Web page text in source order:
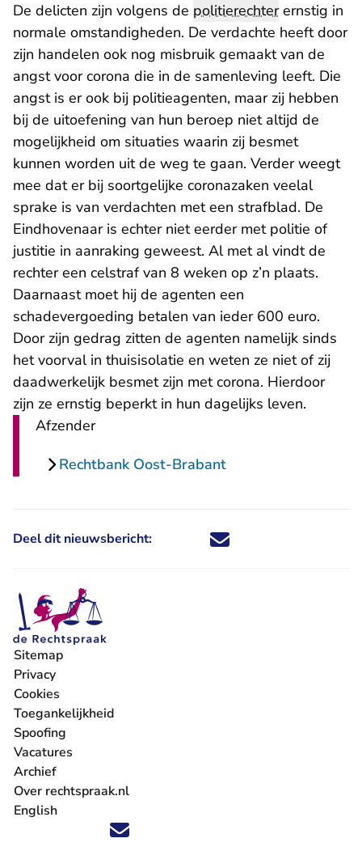
De delicten zijn volgens de politierechterernstig in
normale omstandigheden. De verdachte heeft door
zijn handelen ook nog misbruik gemaakt van de
angst voor corona die in de samenleving leeft. Die
angst is er ook bij politieagenten, maar zij hebben
bij de uitoefening van hun beroep niet altijd de
mogelijkheid om situaties waarin zij besmet
kunnen worden uit de weg te gaan. Verder weegt
mee dat er bij soortgelijke coronazaken veelal
sprake is van verdachten met een strafblad. De
Eindhovenaar is echter niet eerder met politie of
justitie in aanraking geweest. Al met al vindt de
rechter een celstraf van 8 weken op z’n plaats.
Daarnaast moet hij de agenten een
schadevergoeding betalen van ieder 600 euro.
Door zijn gedrag zitten de agenten namelijk sinds
het voorval in thuisisolatie en weten ze niet of zij
daadwerkelijk besmet zijn met corona. Hierdoor
zijn ze ernstig beperkt in hun dagelijks leven.
Afzender
Rechtbank Oost-Brabant
Deel dit nieuwsbericht: Deel dit nieuwsbericht via X -
Deel dit nieuwsbericht via
Deel dit nieuwsbericht
Deel dit
Volg ons op X (Twitter) - U verlaat Rechtspraak.nl
Volg ons op Facebook - U verlaat Rechtspraak.nl
Volg ons op Instagram - U verlaat Rechtspraak.nl
Volg ons op Youtube - U verlaat Rechtspraak.nl
Volg ons op LinkedIn - U verlaat
'Blijf op de hoogte' nieuwsbrief - U verlaat
Sitemap
Privacy
Cookies
Toegankelijkheid
Spoofing
Vacatures
- U verlaat Rechtspraak.nl
Archief
Over rechtspraak.nl
English